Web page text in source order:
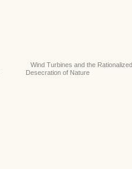
Wind Turbines and the Rationalized
Desecration of Nature